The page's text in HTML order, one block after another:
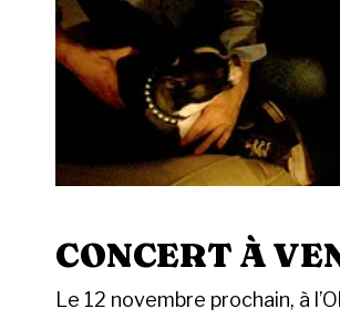
CONCERT À
Le 12 novembre prochain, à